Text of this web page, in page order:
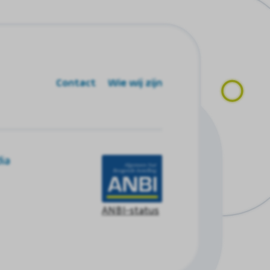
Contact Wie wij zijn
ANBI-status